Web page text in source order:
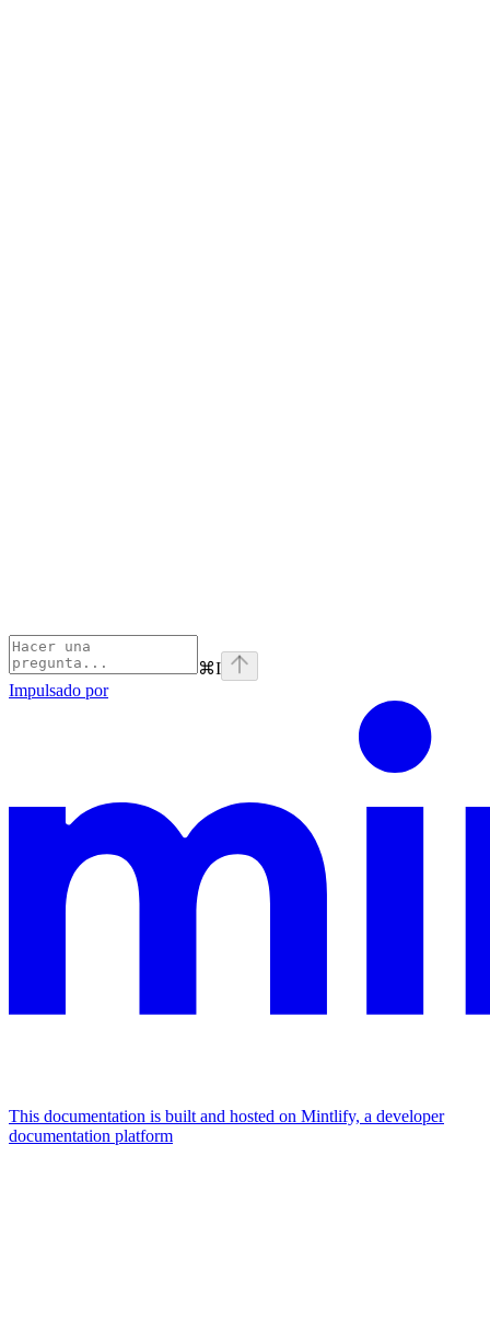
⌘I
Impulsado por
This documentation is built and hosted on Mintlify, a developer
documentation platform